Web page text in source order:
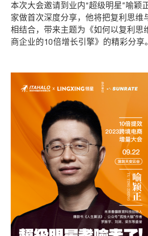
本次大会邀请到业内“超级明星”喻颖
家做首次深度分享，他将把复利思维
相结合，带来主题为《如何以复利思
商企业的10倍增长引擎》的精彩分享。